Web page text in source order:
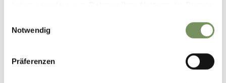
Notwendig
Präferenzen